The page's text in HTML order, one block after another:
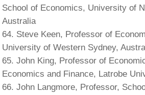
School of Economics, University of
Australia
Steve Keen, Professor of
University of Western Sydney,
John King, Professor of
Economics and Finance, Latrobe
John Langmore, Professor,